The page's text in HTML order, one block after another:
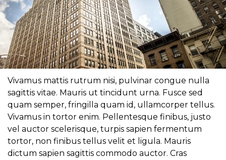
Vivamus mattis rutrum nisi, pulvinar congue nulla
sagittis vitae. Mauris ut tincidunt urna. Fusce sed
quam semper, fringilla quam id, ullamcorper tellus.
Vivamus in tortor enim. Pellentesque finibus, justo
vel auctor scelerisque, turpis sapien fermentum
tortor, non finibus tellus velit et ligula. Mauris
dictum sapien sagittis commodo auctor. Cras